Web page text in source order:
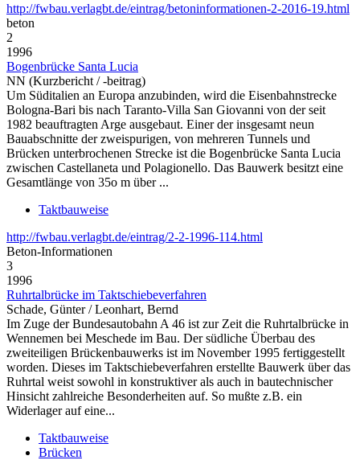
http://fwbau.verlagbt.de/eintrag/betoninformationen-2-2016-19.html
beton
2
1996
Bogenbrücke Santa Lucia
NN (Kurzbericht / -beitrag)
Um Süditalien an Europa anzubinden, wird die Eisenbahnstrecke
Bologna-Bari bis nach Taranto-Villa San Giovanni von der seit
1982 beauftragten Arge ausgebaut. Einer der insgesamt neun
Bauabschnitte der zweispurigen, von mehreren Tunnels und
Brücken unterbrochenen Strecke ist die Bogenbrücke Santa Lucia
zwischen Castellaneta und Polagionello. Das Bauwerk besitzt eine
Gesamtlänge von 35o m über ...
Taktbauweise
http://fwbau.verlagbt.de/eintrag/2-2-1996-114.html
Beton‑Informationen
3
1996
Ruhrtalbrücke im Taktschiebeverfahren
Schade, Günter / Leonhart, Bernd
Im Zuge der Bundesautobahn A 46 ist zur Zeit die Ruhrtalbrücke in
Wennemen bei Meschede im Bau. Der südliche Überbau des
zweiteiligen Brückenbauwerks ist im November 1995 fertiggestellt
worden. Dieses im Taktschiebeverfahren erstellte Bauwerk über das
Ruhrtal weist sowohl in konstruktiver als auch in bautechnischer
Hinsicht zahlreiche Besonderheiten auf. So mußte z.B. ein
Widerlager auf eine...
Taktbauweise
Brücken